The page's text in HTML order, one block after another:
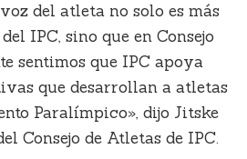
del atleta no solo es más
IPC, sino que en Consejo
sentimos que IPC apoya
que desarrollan a atletas
Paralímpico», dijo Jitske
Consejo de Atletas de IPC.